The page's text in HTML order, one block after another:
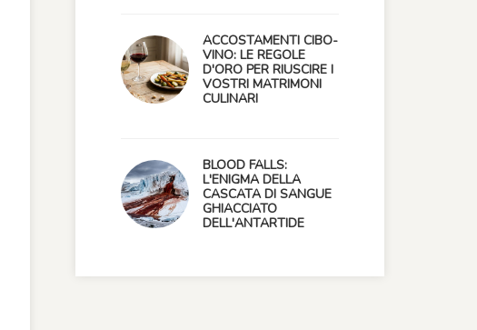
ACCOSTAMENTI CIBO-
VINO: LE REGOLE
D'ORO PER RIUSCIRE I
VOSTRI MATRIMONI
CULINARI
BLOOD FALLS:
L'ENIGMA DELLA
CASCATA DI SANGUE
GHIACCIATO
DELL'ANTARTIDE